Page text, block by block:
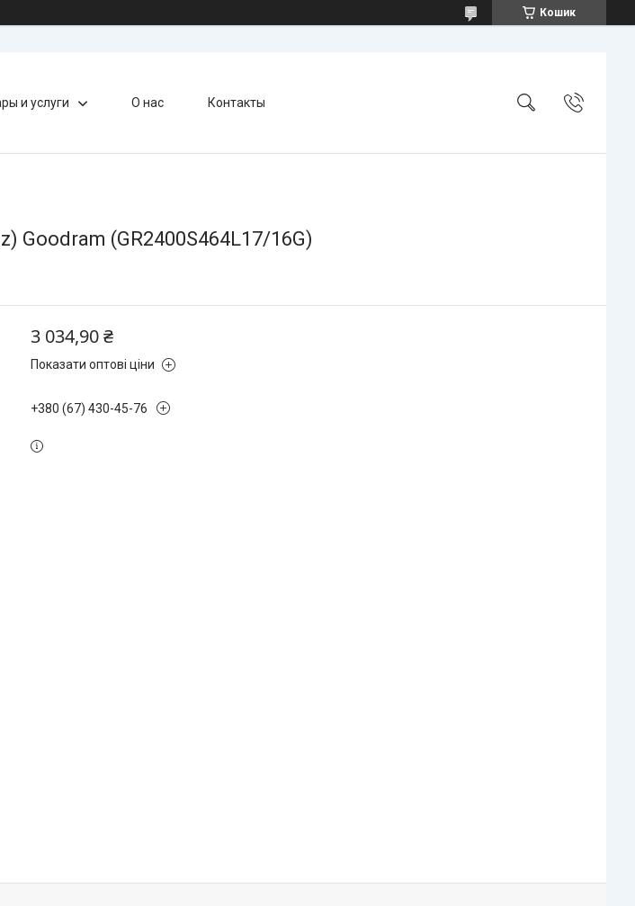
Кошик
и услуги О нас Контакты
Goodram (GR2400S464L17/16G)
3 034,90 ₴
Показати оптові ціни
+380 (67) 430-45-76